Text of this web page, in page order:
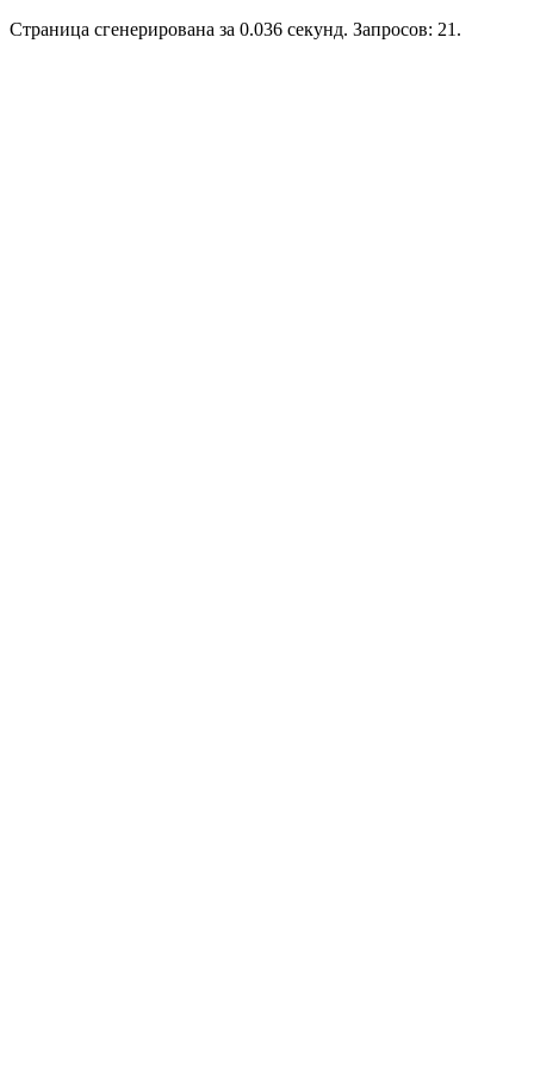
Страница сгенерирована за 0.036 секунд. Запросов: 21.